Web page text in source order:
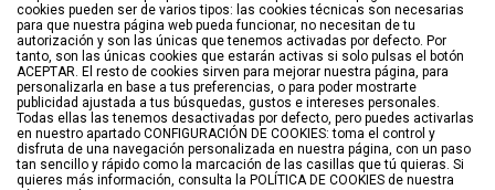
LISTA DE DESEOS
GUARDAR EN LISTA DE DESEOS
Crear
BUSCAR
cookies pueden ser de varios tipos: las cookies técnicas son necesarias
para que nuestra página web pueda funcionar, no necesitan de tu
autorización y son las únicas que tenemos activadas por defecto. Por
tanto, son las únicas cookies que estarán activas si solo pulsas el botón
ACEPTAR. El resto de cookies sirven para mejorar nuestra página, para
personalizarla en base a tus preferencias, o para poder mostrarte
publicidad ajustada a tus búsquedas, gustos e intereses personales.
Todas ellas las tenemos desactivadas por defecto, pero puedes activarlas
en nuestro apartado CONFIGURACIÓN DE COOKIES: toma el control y
disfruta de una navegación personalizada en nuestra página, con un paso
tan sencillo y rápido como la marcación de las casillas que tú quieras. Si
quieres más información, consulta la POLÍTICA DE COOKIES de nuestra